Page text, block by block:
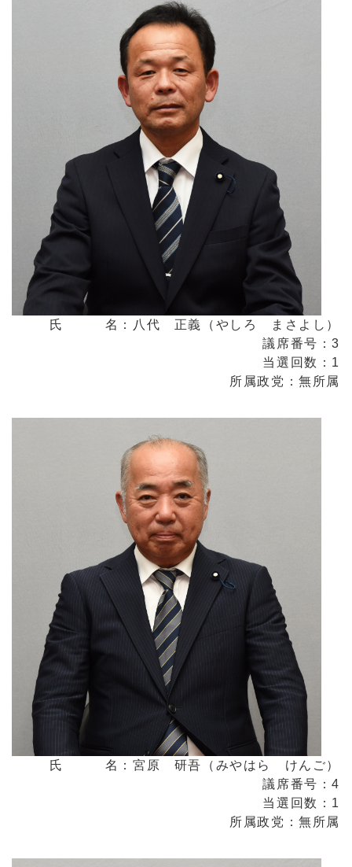
氏 名：八代 正義（やしろ まさよし）
議席番号：3
当選回数：1
所属政党：無所属
氏 名：宮原 研吾（みやはら けんご）
議席番号：4
当選回数：1
所属政党：無所属